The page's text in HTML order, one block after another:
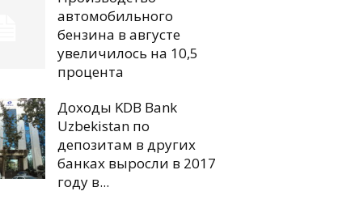
автомобильного
бензина в августе
увеличилось на 10,5
процента
Доходы KDB Bank
Uzbekistan по
депозитам в других
банках выросли в 2017
году в...